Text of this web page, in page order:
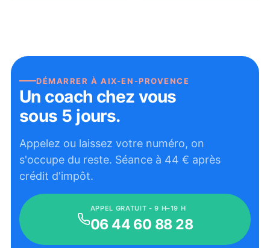
DÉMARRER ÀAIX-EN-PROVENCE
Un coach chez vous
sous 5 jours.
Appelez ou laissez votre numéro, on
s'occupe du reste. Séance à 44 € après
crédit d'impôt.
APPEL GRATUIT - 9 H–19 H
06 44 60 88 28